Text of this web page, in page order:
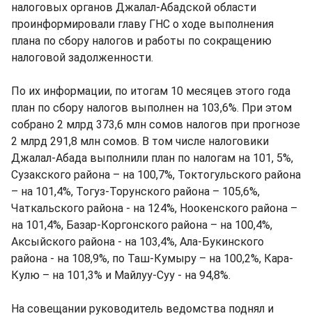
налоговых органов Джалал-Абадской области
проинформировали главу ГНС о ходе выполнения
плана по сбору налогов и работы по сокращению
налоговой задолженности.
По их информации, по итогам 10 месяцев этого года
план по сбору налогов выполнен на 103,6%. При этом
собрано 2 млрд 373,6 млн сомов налогов при прогнозе
2 млрд 291,8 млн сомов. В том числе налоговики
Джалал-Абада выполнили план по налогам на 101, 5%,
Сузакского района – на 100,7%, Токтогульского района
– на 101,4%, Тогуз-Торунского района – 105,6%,
Чаткальского района - на 124%, Ноокенского района –
на 101,4%, Базар-Коргонского района – на 100,4%,
Аксыйского района - на 103,4%, Ала-Букинского
района - на 108,9%, по Таш-Кумыру – на 100,2%, Кара-
Кулю – на 101,3% и Майлуу-Суу - на 94,8%.
На совещании руководитель ведомства поднял и